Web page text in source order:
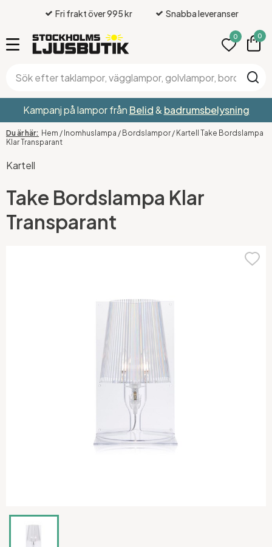
Fri frakt över 995 kr Snabba leveranser
0 0
Kampanj på lampor från Belid& badrumsbelysning
Hem / Inomhuslampa / Bordslampor / Kartell Take Bordslampa
Klar Transparant
Kartell
Take Bordslampa Klar
Transparant